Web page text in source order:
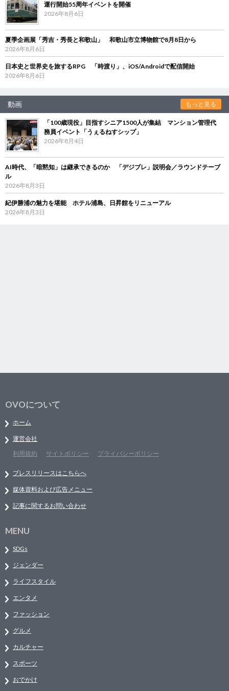
運行開始55周年イベントを開催
2026年8月6日
夏季企画展「秀吉・秀長と和歌山」 和歌山市立博物館で8月8日から
2026年8月6日
日本史と世界史を旅するRPG 「時渡り」、iOS/Androidで配信開始
2026年8月6日
動画 もっと見る
「100歳現役」目指すシニア1500人が集結 マンション管理代
務員イベント「うぇるねすシップ」
2026年8月4日
AI時代、「暗黙知」は継承できるのか 「デジブレ」説明会／ラウンドテーブ
ル
2026年8月3日
紀伊勝浦の魅力を堪能 ホテル浦島、日昇館をリニューアル
2026年8月3日
OVOについて
ホーム
運営会社
利用規約
サイトポリシー プライバシーポリシー
プレスリリースはこちらへ
媒体資料および広告メニュー
記事に関するお問い合わせ
MENU
SDGs
ジェンダー
ライフスタイル
エンタメ
ファッション
グルメ
カルチャー
スポーツ
おでかけ